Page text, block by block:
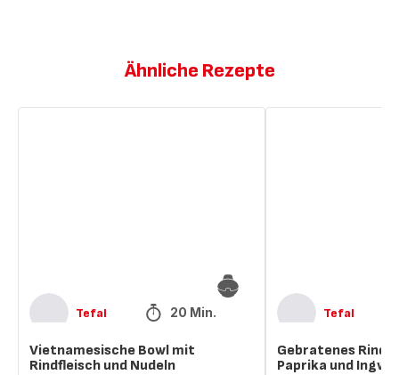
Ähnliche Rezepte
Tefal 20 Min.
Vietnamesische Bowl mit
Rindfleisch und Nudeln
Tefal
Gebratenes
Paprika und